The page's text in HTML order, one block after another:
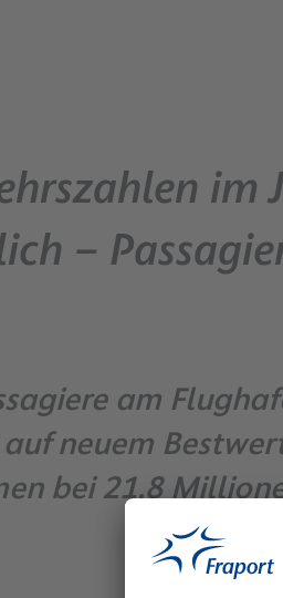
im
–
am
neuem
bei 21,8